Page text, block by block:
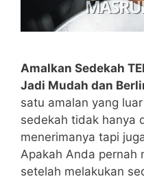
Amalkan Sedekah
Jadi Mudah dan
satu amalan yang
sedekah tidak hanya
menerimanya tapi
Apakah Anda pernah
setelah melakukan